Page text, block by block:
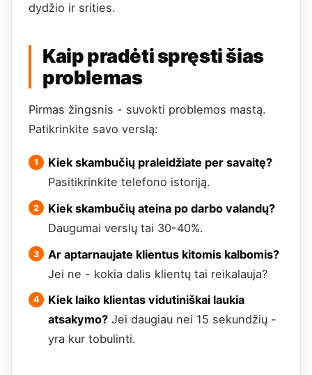
dydžio ir srities.
Kaip pradėti spręsti šias
problemas
Pirmas žingsnis - suvokti problemos mastą.
Patikrinkite savo verslą:
Kiek skambučių praleidžiate per savaitę?
Pasitikrinkite telefono istoriją.
Kiek skambučių ateina po darbo valandų?
Daugumai verslų tai 30-40%.
Ar aptarnaujate klientus kitomis kalbomis?
Jei ne - kokia dalis klientų tai reikalauja?
Kiek laiko klientas vidutiniškai laukia
atsakymo? Jei daugiau nei 15 sekundžių -
yra kur tobulinti.